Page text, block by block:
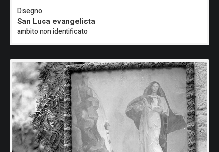
Disegno
San Luca evangelista
ambito non identificato